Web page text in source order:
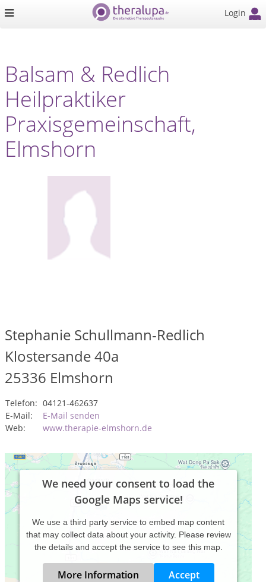
Login
Balsam & Redlich
Heilpraktiker
Praxisgemeinschaft,
Elmshorn
Stephanie Schullmann-Redlich
Klostersande 40a
25336 Elmshorn
Telefon: 04121-462637
E-Mail:
E-Mail senden
Web:
www.therapie-elmshorn.de
We need your consent to load the
Google Maps service!
We use a third party service to embed map content
that may collect data about your activity. Please review
the details and accept the service to see this map.
More Information Accept